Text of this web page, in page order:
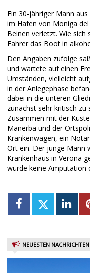
Ein 30-jähriger Mann
im Hafen von Moniga
Beinen verletzt. Wie
Fahrer das Boot in
Den Angaben zufolge
und wartete auf einen
Umständen, vielleicht
in der Anlegephase
dabei in die unteren
zunächst sehr kritisch zu
Zusammen mit der
Manerba und der
Krankenwagen, ein
Ort ein. Der junge Mann
Krankenhaus in Verona
würde keine Amputation
NEUESTEN NACHRICHTEN